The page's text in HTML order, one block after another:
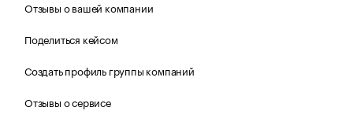
Отзывы о вашей компании
Поделиться кейсом
Создать профиль группы компаний
Отзывы о сервисе